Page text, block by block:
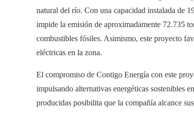
natural del río. Con una capacidad instalada de
impide la emisión de aproximadamente 72.735
combustibles fósiles. Asimismo, este proyecto
eléctricas en la zona.
El compromiso de Contigo Energía con este
impulsando alternativas energéticas sostenibles
producidas posibilita que la compañía alcance